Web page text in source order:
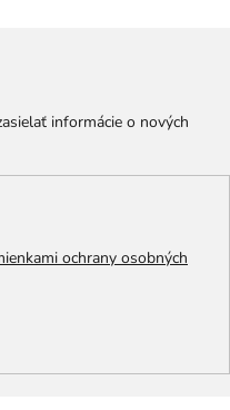
informácie o nových
ochrany osobných